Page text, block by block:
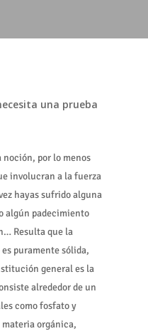
una prueba
noción, por lo menos
involucran a la fuerza
hayas sufrido alguna
algún padecimiento
Resulta que la
puramente sólida,
general es la
alrededor de un
como fosfato y
orgánica,